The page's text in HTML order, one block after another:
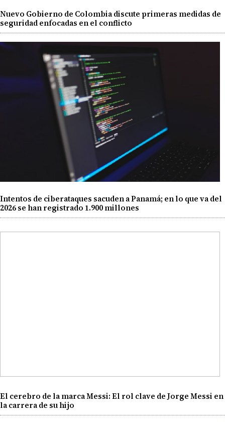
Nuevo Gobierno de Colombia discute primeras medidas de
seguridad enfocadas en el conflicto
Intentos de ciberataques sacuden a Panamá; en lo que va del
2026 se han registrado 1.900 millones
El cerebro de la marca Messi: El rol clave de Jorge Messi en
la carrera de su hijo